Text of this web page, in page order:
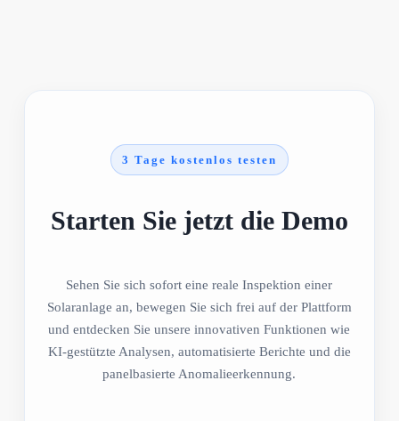
3 Tage kostenlos testen
Starten Sie jetzt die Demo
Sehen Sie sich sofort eine reale Inspektion einer
Solaranlage an, bewegen Sie sich frei auf der Plattform
und entdecken Sie unsere innovativen Funktionen wie
KI-gestützte Analysen, automatisierte Berichte und die
panelbasierte Anomalieerkennung.